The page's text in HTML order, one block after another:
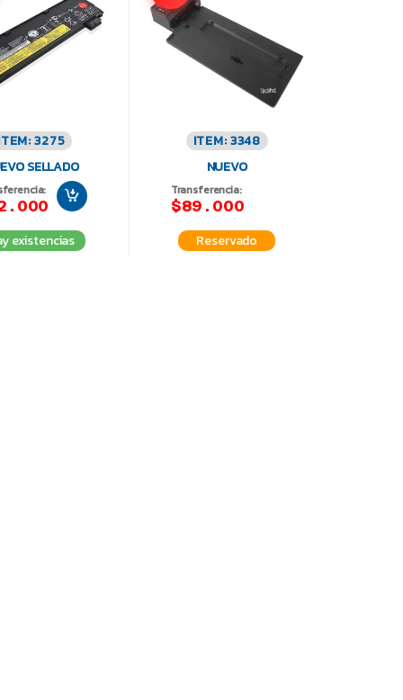
3275
SELLADO
existencias
ITEM: 3348
NUEVO
Transferencia:
$89.000